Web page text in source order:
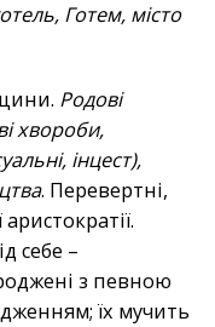
Готем, місто
Родові
хвороби,
інцест),
. Перевертні,
себе –
з певною
їх мучить